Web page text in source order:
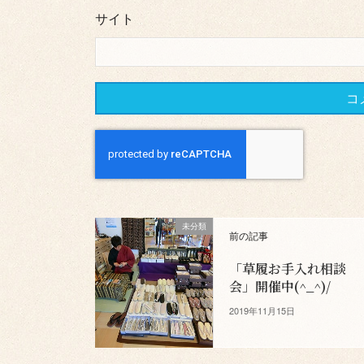
サイト
未分類
前の記事
「草履お手入れ相談
会」開催中(^_^)/
2019年11月15日